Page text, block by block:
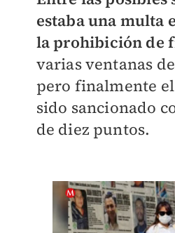
estaba una multa
la prohibición de
varias ventanas
pero finalmente
sido sancionado
de diez puntos.